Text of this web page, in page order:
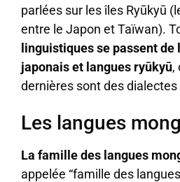
parlées sur les îles Ryūkyū
entre le Japon et Taïwan).
linguistiques se passent
japonais et langues ryūkyū,
dernières sont des dialectes
Les langues
La famille des langues
appelée “famille des